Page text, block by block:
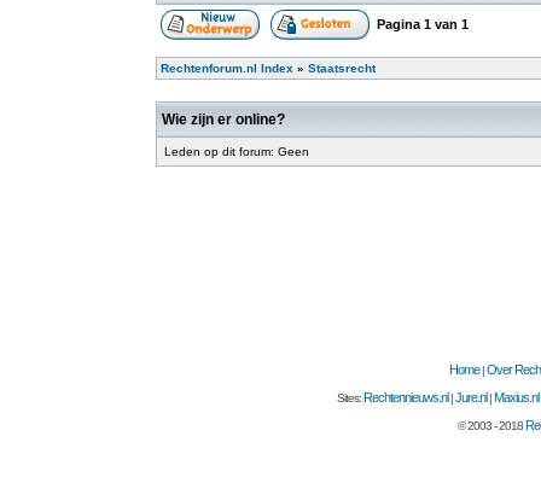
Pagina 1 van 1
Rechtenforum.nl Index » Staatsrecht
Wie zijn er online?
Leden op dit forum: Geen
Home|Over
Sites:Rechtennieuws.nl |Jure.nl |Maxius.nl
© 2003 - 2018